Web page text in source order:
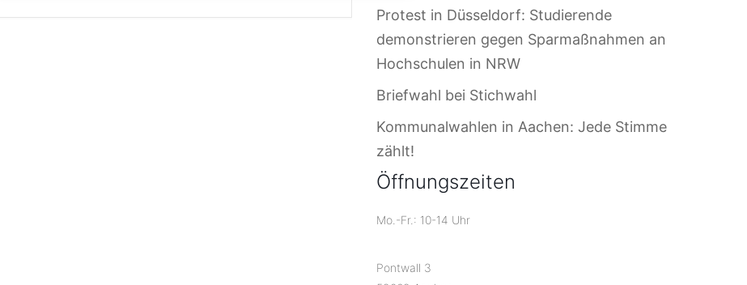
Protest in Düsseldorf: Studierende
demonstrieren gegen Sparmaßnahmen an
Hochschulen in NRW
Briefwahl bei Stichwahl
Kommunalwahlen in Aachen: Jede Stimme
zählt!
Öffnungszeiten
Mo.-Fr.: 10-14 Uhr
Pontwall 3